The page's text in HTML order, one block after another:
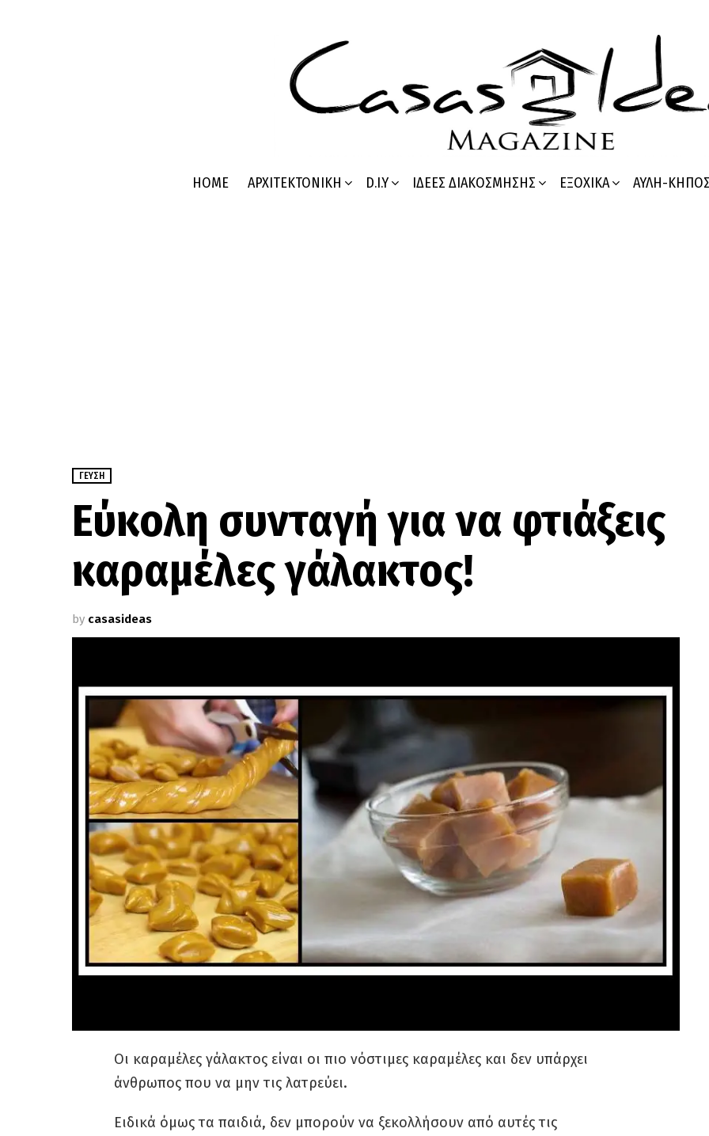
HOME ΑΡΧΙΤΕΚΤΟΝΙΚΉ D.I.Y ΙΔΈΕΣ ΔΙΑΚΌΣΜΗΣΗΣ ΕΞΟΧΙΚΆ ΑΥΛΉ-
ΓΕΎΣΗ
Εύκολη συνταγή για να φτιάξεις
καραμέλες γάλακτος!
by casasideas
Οι καραμέλες γάλακτος είναι οι πιο νόστιμες καραμέλες και δεν υπάρχει
άνθρωπος που να μην τις λατρεύει.
Ειδικά όμως τα παιδιά, δεν μπορούν να ξεκολλήσουν από αυτές τις